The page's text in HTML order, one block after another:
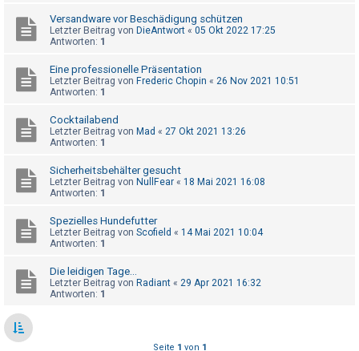
r
i
e
n
U
n
e
a
n
o
r
Versandware vor Beschädigung schützen
Letzter Beitrag von DieAntwort « 05 Okt 2022 17:25
Antworten: 1
Eine professionelle Präsentation
Letzter Beitrag von Frederic Chopin « 26 Nov 2021 10:51
Antworten: 1
Cocktailabend
Letzter Beitrag von Mad « 27 Okt 2021 13:26
Antworten: 1
Sicherheitsbehälter gesucht
Letzter Beitrag von NullFear « 18 Mai 2021 16:08
Antworten: 1
Spezielles Hundefutter
Letzter Beitrag von Scofield « 14 Mai 2021 10:04
Antworten: 1
Die leidigen Tage...
Letzter Beitrag von Radiant « 29 Apr 2021 16:32
Antworten: 1
Seite 1 von 1